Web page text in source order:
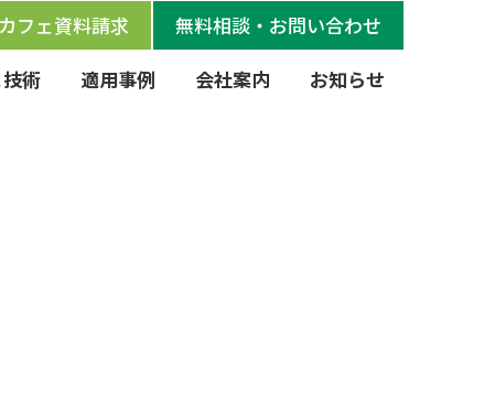
フェ資料請求
無料相談・お問い合わせ
術 適用事例 会社案内 お知らせ